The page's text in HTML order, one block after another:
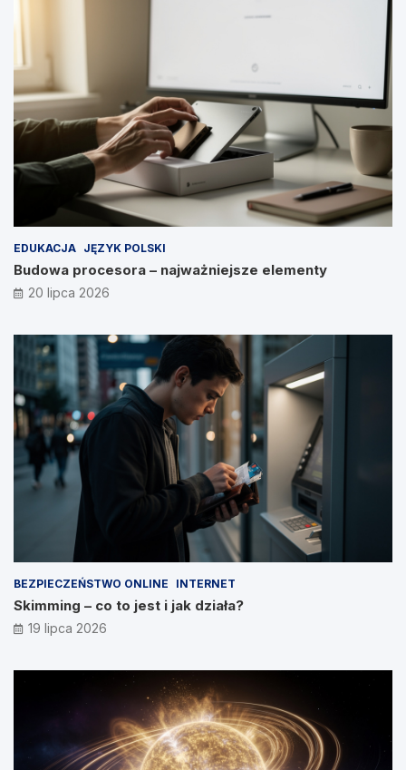
EDUKACJA JĘZYK POLSKI
Budowa procesora – najważniejsze elementy
20 lipca 2026
BEZPIECZEŃSTWO ONLINE INTERNET
Skimming – co to jest i jak działa?
19 lipca 2026